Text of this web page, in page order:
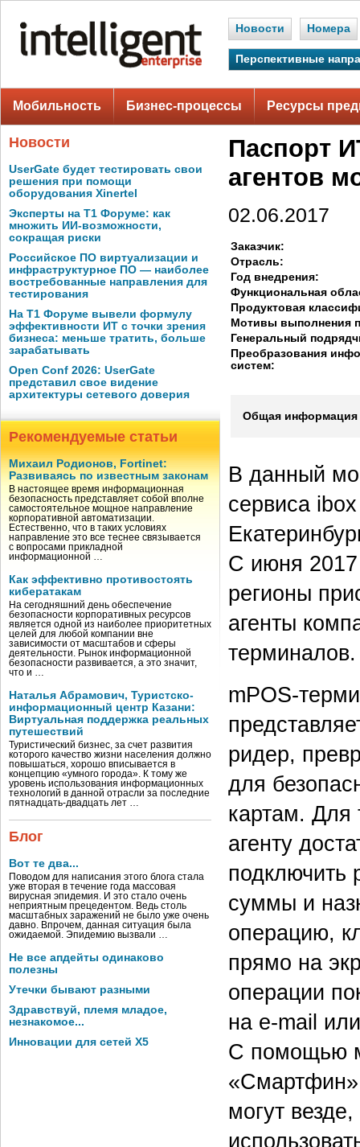
Новости Номера
Перспективные
Мобильность Бизнес-процессы Ресурсы
Новости
UserGate будет тестировать свои
решения при помощи
оборудования Xinertel
Эксперты на Т1 Форуме: как
множить ИИ-возможности,
сокращая риски
Российское ПО виртуализации и
инфраструктурное ПО — наиболее
востребованные направления для
тестирования
На Т1 Форуме вывели формулу
эффективности ИТ с точки зрения
бизнеса: меньше тратить, больше
зарабатывать
Open Conf 2026: UserGate
представил свое видение
архитектуры сетевого доверия
Рекомендуемые статьи
Михаил Родионов, Fortinet:
Развиваясь по известным законам
В настоящее время информационная
безопасность представляет собой вполне
самостоятельное мощное направление
корпоративной автоматизации.
Естественно, что в таких условиях
направление это все теснее связывается
с вопросами прикладной
информационной …
Как эффективно противостоять
кибератакам
На сегодняшний день обеспечение
безопасности корпоративных ресурсов
является одной из наиболее приоритетных
целей для любой компании вне
зависимости от масштабов и сферы
деятельности. Рынок информационной
безопасности развивается, а это значит,
что и …
Наталья Абрамович, Туристско-
информационный центр Казани:
Виртуальная поддержка реальных
путешествий
Туристический бизнес, за счет развития
которого качество жизни населения должно
повышаться, хорошо вписывается в
концепцию «умного города». К тому же
уровень использования информационных
технологий в данной отрасли за последние
пятнадцать-двадцать лет …
Блог
Вот те два...
Поводом для написания этого блога стала
уже вторая в течение года массовая
вирусная эпидемия. И это стало очень
неприятным прецедентом. Ведь столь
масштабных заражений не было уже очень
давно. Впрочем, данная ситуация была
ожидаемой. Эпидемию вызвали …
Не все апдейты одинаково
полезны
Утечки бывают разными
Здравствуй, племя младое,
незнакомое...
Инновации для сетей X5
Паспорт
агентов
02.06.2017
Заказчик:
Отрасль:
Год внедрения:
Функциональная
Продуктовая
Мотивы выполнения
Генеральный
Преобразования
систем:
Общая информация
В данный
сервиса
С июня 2017
регионы
агенты
терминалов.
mPOS-
ридер,
для
картам. Для
агенту
подключить
суммы и
операцию,
прямо на
операции
на e-mail
С помощью
«Смартфин»
могут